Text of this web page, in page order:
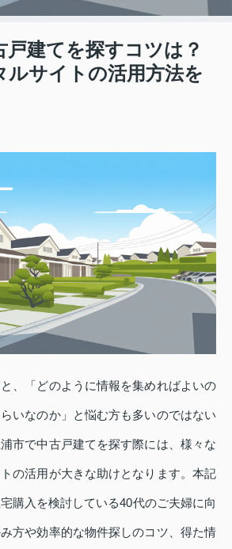
戸建てを探すコツは？
ルサイトの活用方法を
、「どのように情報を集めればよいの
いなのか」と悩む方も多いのではない
市で中古戸建てを探す際には、様々な
の活用が大きな助けとなります。本記
購入を検討している40代のご夫婦に向
方や効率的な物件探しのコツ、得た情